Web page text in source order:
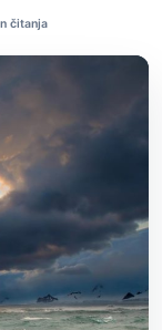
čitanja